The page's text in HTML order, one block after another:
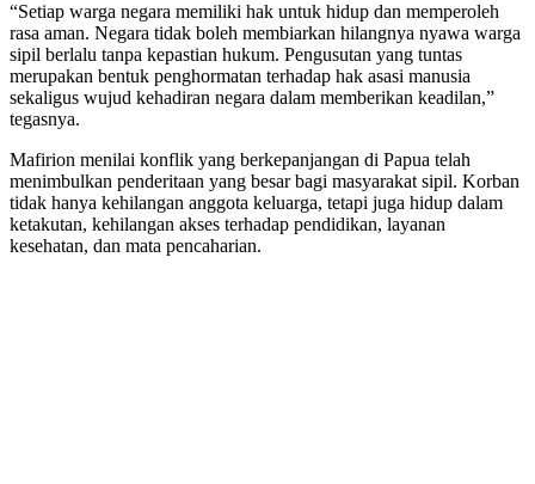
“Setiap warga negara memiliki hak untuk hidup dan memperoleh
rasa aman. Negara tidak boleh membiarkan hilangnya nyawa warga
sipil berlalu tanpa kepastian hukum. Pengusutan yang tuntas
merupakan bentuk penghormatan terhadap hak asasi manusia
sekaligus wujud kehadiran negara dalam memberikan keadilan,”
tegasnya.
Mafirion menilai konflik yang berkepanjangan di Papua telah
menimbulkan penderitaan yang besar bagi masyarakat sipil. Korban
tidak hanya kehilangan anggota keluarga, tetapi juga hidup dalam
ketakutan, kehilangan akses terhadap pendidikan, layanan
kesehatan, dan mata pencaharian.